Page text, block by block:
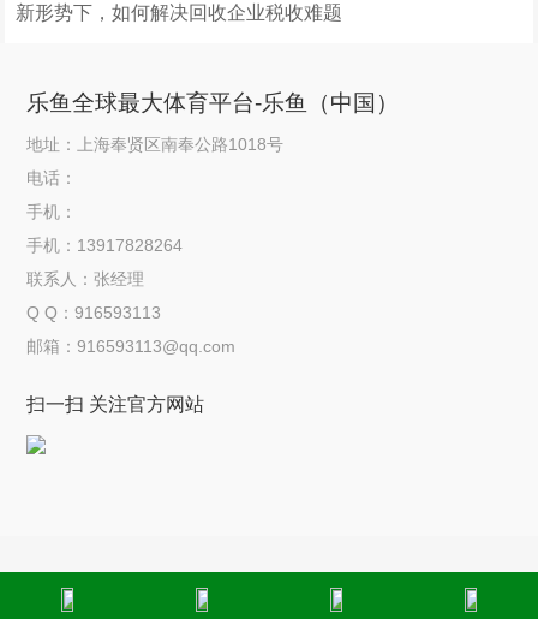
新形势下，如何解决回收企业税收难题
乐鱼全球最大体育平台-乐鱼（中国）
地址：上海奉贤区南奉公路1018号
电话：
手机：
手机：13917828264
联系人：张经理
Q Q：916593113
邮箱：916593113@qq.com
扫一扫 关注官方网站